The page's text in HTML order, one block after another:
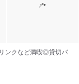
ンクなど満喫◎貸切パ